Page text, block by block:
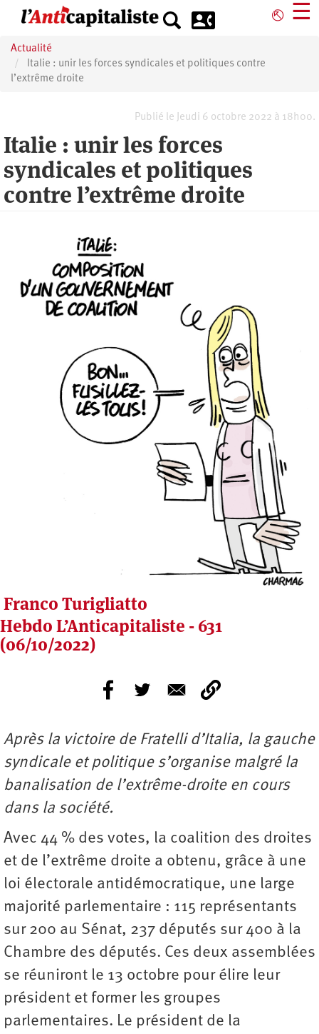
principal
⎋ ☰
Actualité
Italie : unir les forces syndicales et politiques contre
l’extrême droite
Publié le Jeudi 6 octobre 2022 à 18h00.
Italie : unir les forces
syndicales et politiques
contre l’extrême droite
Franco Turigliatto
Hebdo L’Anticapitaliste - 631
(06/10/2022)
Après la victoire de Fratelli d’Italia, la gauche
syndicale et politique s’organise malgré la
banalisation de l’extrême-droite en cours
dans la société.
Avec 44 % des votes, la coalition des droites
et de l’extrême droite a obtenu, grâce à une
loi électorale antidémocratique, une large
majorité parlementaire : 115 représentants
sur 200 au Sénat, 237 députés sur 400 à la
Chambre des députés. Ces deux assemblées
se réuniront le 13 octobre pour élire leur
président et former les groupes
parlementaires. Le président de la